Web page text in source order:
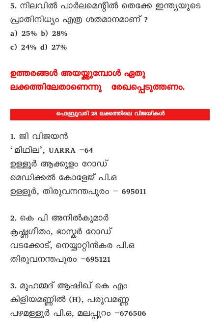
5. നിലവിൽ പാർലമെന്റിൽ തെക്കേ ഇന്ത്യയുടെ
പ്രാതിനിധ്യം എത്ര ശതമാനമാണ് ?
a) 25% b) 28%
c) 24% d) 27%
ഉത്തരങ്ങൾ അയയ്ക്കുമ്പോൾ ഏതു
ലക്കത്തിലേതാണെന്നു രേഖപ്പെടുത്തണം.
ഫെബ്രുവരി 28 ലക്കത്തിലെ വിജയികൾ
1. ജി വിജയൻ
‘മിഥില’, UARRA –64
ഉള്ളൂർ ആക്കുളം റോഡ്
മെഡിക്കൽ കോളേജ് പി.ഒ
ഉളളൂർ, തിരുവനന്തപുരം – 695011
2. കെ പി അനിൽകുമാർ
കൃഷ്ണഗീതം, ഭാസ്കർ റോഡ്
വടക്കോട്, നെയ്യാറ്റിൻകര പി.ഒ
തിരുവനന്തപുരം –695121
3. മുഹമ്മദ് ആഷിഖ് കെ എം
കിളിയമണ്ണിൽ (H), പരുവമണ്ണ
പഴമള്ളൂർ പി.ഒ, മലപ്പുറം –676506